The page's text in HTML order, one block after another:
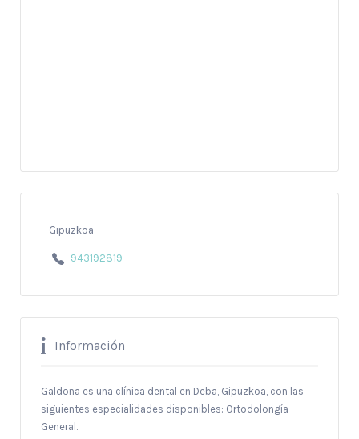
Gipuzkoa
943192819
Información
Galdona es una clínica dental en Deba, Gipuzkoa, con las
siguientes especialidades disponibles: Ortodolongía
General.